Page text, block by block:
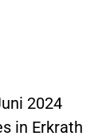
2024
in Erkrath